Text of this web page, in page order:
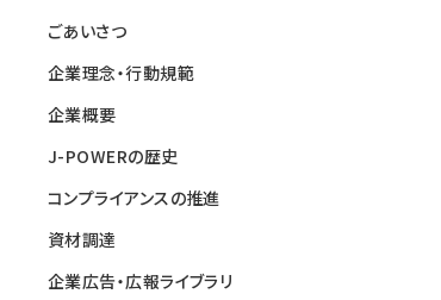
ごあいさつ
企業理念・行動規範
企業概要
J-POWERの歴史
コンプライアンスの推進
資材調達
企業広告・広報ライブラリ